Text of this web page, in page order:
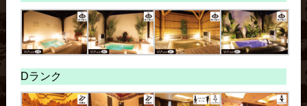
Dランク